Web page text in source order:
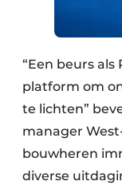
“Een beurs als
platform om
te lichten”
manager
bouwheren
diverse